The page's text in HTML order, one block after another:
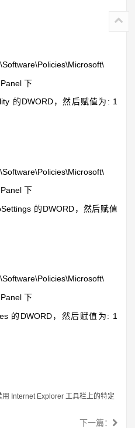
下
的DWORD，然后赋值为: 1
下
的DWORD，然后赋值
下
DWORD，然后赋值为: 1
Internet Explorer 工具栏上的特定
下一篇：